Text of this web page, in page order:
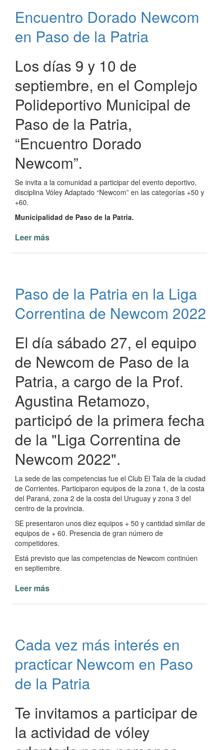
Paso
de
la
Encuentro Dorado Newcom
en Paso de la Patria
Los días 9 y 10 de
septiembre, en el Complejo
Polideportivo Municipal de
Paso de la Patria,
“Encuentro Dorado
Newcom”.
Se invita a la comunidad a participar del evento deportivo,
disciplina Vóley Adaptado “Newcom” en las categorías +50 y
+60.
Municipalidad de Paso de la Patria.
Leer más
Paso
de
la
Paso de la Patria en la Liga
Correntina de Newcom 2022
El día sábado 27, el equipo
de Newcom de Paso de la
Patria, a cargo de la Prof.
Agustina Retamozo,
participó de la primera fecha
de la "Liga Correntina de
Newcom 2022".
La sede de las competencias fue el Club El Tala de la ciudad
de Corrientes. Participaron equipos de la zona 1, de la costa
del Paraná, zona 2 de la costa del Uruguay y zona 3 del
centro de la provincia.
SE presentaron unos diez equipos + 50 y cantidad similar de
equipos de + 60. Presencia de gran número de
competidores.
Está previsto que las competencias de Newcom continúen
en septiembre.
Leer más
en
la
Liga
Correntina
de
2022
Cada vez más interés en
practicar Newcom en Paso
de la Patria
Te invitamos a participar de
la actividad de vóley